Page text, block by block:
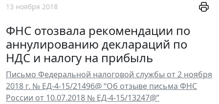
13 ноября 2018
ФНС отозвала рекомендации по
аннулированию деклараций по
НДС и налогу на прибыль
Письмо Федеральной налоговой службы от 2 ноября
2018 г. № ЕД-4-15/21496@ “Об отзыве письма ФНС
России от 10.07.2018 № ЕД-4-15/13247@”